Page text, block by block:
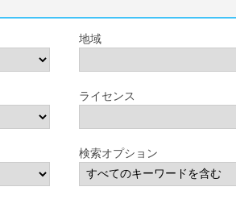
地域
ライセンス
検索オプション